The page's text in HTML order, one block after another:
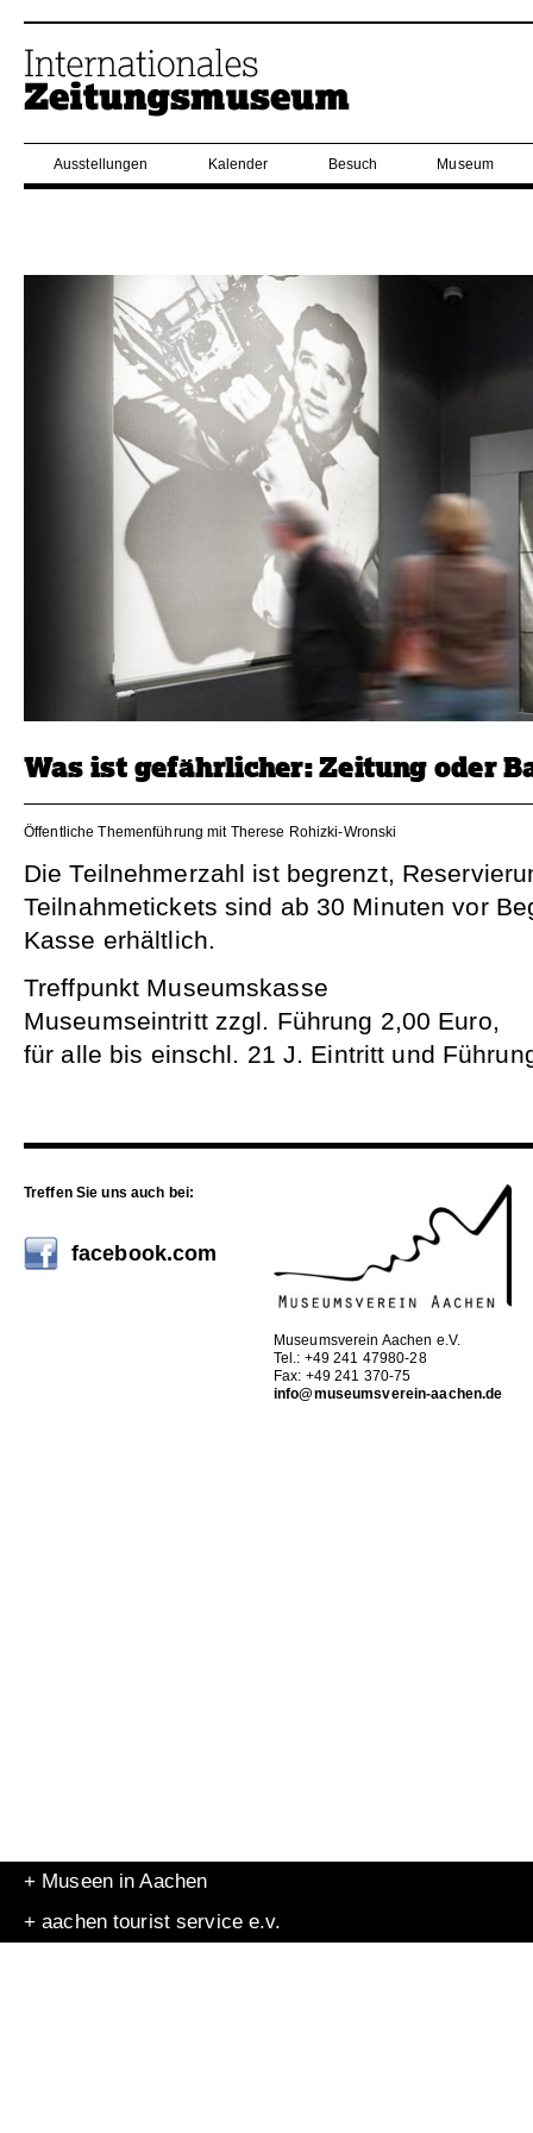
Ausstellungen Kalender Besuch Museum
Was ist gefährlicher: Zeitung oder
Öffentliche Themenführung mit Therese Rohizki-Wronski
Die Teilnehmerzahl ist begrenzt,
Teilnahmetickets sind ab 30 Minuten vor
Kasse erhältlich.
Treffpunkt Museumskasse
Museumseintritt zzgl. Führung 2,00 Euro,
für alle bis einschl. 21 J. Eintritt und
Treffen Sie uns auch bei:
facebook.com
Museumsverein Aachen e.V.
Tel.: +49 241 47980-28
Fax: +49 241 370-75
info@museumsverein-aachen.de
+ Museen in Aachen
+ aachen tourist service e.v.